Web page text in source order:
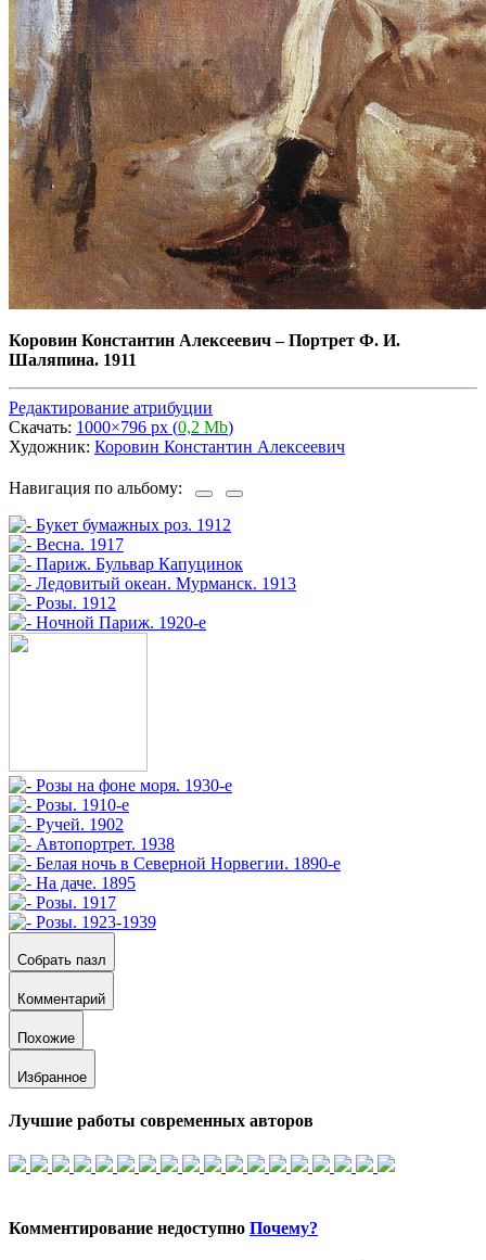
Коровин Константин Алексеевич–Портрет Ф. И.
Шаляпина. 1911
Редактирование атрибуции
Скачать: 1000×796 px (0,2 Mb)
Художник: Коровин Константин Алексеевич
Навигация по альбому:
Собрать пазл
Комментарий
Похожие
Избранное
Лучшие работы современных авторов
Комментирование недоступно Почему?